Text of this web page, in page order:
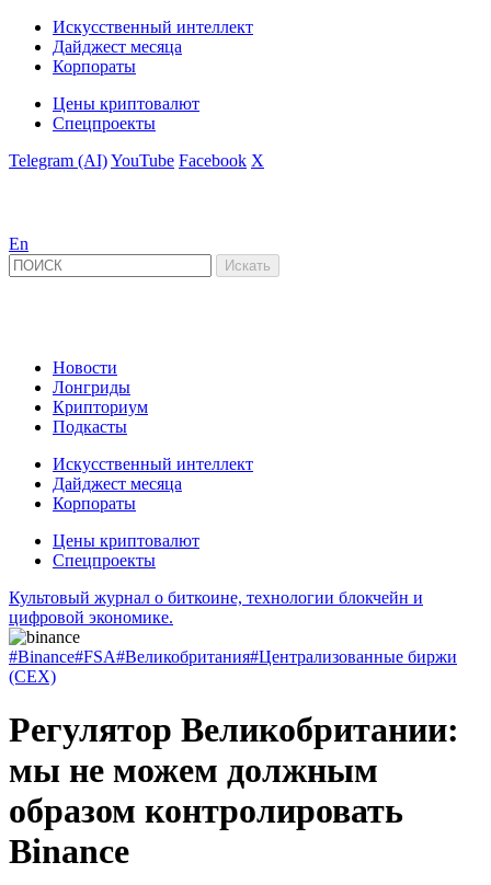
Искусственный интеллект
Дайджест месяца
Корпораты
Цены криптовалют
Спецпроекты
Telegram (AI)YouTube Facebook X
En
Новости
Лонгриды
Крипториум
Подкасты
Искусственный интеллект
Дайджест месяца
Корпораты
Цены криптовалют
Спецпроекты
Культовый журнал о биткоине, технологии блокчейн и
цифровой экономике.
#Binance#FSA#Великобритания#Централизованные биржи
(CEX)
Регулятор Великобритании:
мы не можем должным
образом контролировать
Binance